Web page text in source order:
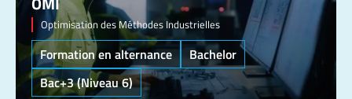
Optimisation des Méthodes Industrielles
Formation en alternance
Bachelor
Bac+3 (Niveau 6)